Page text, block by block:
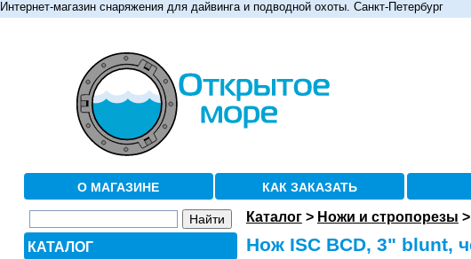
Интернет-магазин снаряжения для дайвинга и подводной охоты. Санкт-Петербург
О МАГАЗИНЕ КАК ЗАКАЗАТЬ
КАТАЛОГ
Каталог> Ножи и стропорезы >
Нож ISC BCD, 3" blunt,